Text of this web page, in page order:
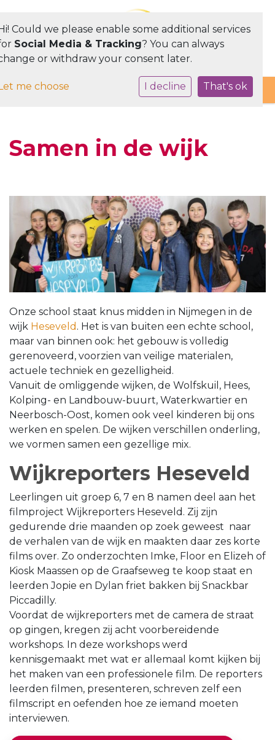
Toggle navigation
Samen in de wijk
Onze school staat knus midden in Nijmegen in de
wijk Heseveld . Het is van buiten een echte school,
maar van binnen ook: het gebouw is volledig
gerenoveerd, voorzien van veilige materialen,
actuele techniek en gezelligheid.
Vanuit de omliggende wijken, de Wolfskuil, Hees,
Kolping- en Landbouw-buurt, Waterkwartier en
Neerbosch-Oost, komen ook veel kinderen bij ons
werken en spelen. De wijken verschillen onderling,
we vormen samen een gezellige mix.
Wijkreporters Heseveld
Leerlingen uit groep 6, 7 en 8 namen deel aan het
filmproject Wijkreporters Heseveld. Zij zijn
gedurende drie maanden op zoek geweest naar
de verhalen van de wijk en maakten daar zes korte
films over. Zo onderzochten Imke, Floor en Elizeh of
Kiosk Maassen op de Graafseweg te koop staat en
leerden Jopie en Dylan friet bakken bij Snackbar
Piccadilly.
Voordat de wijkreporters met de camera de straat
op gingen, kregen zij acht voorbereidende
workshops. In deze workshops werd
kennisgemaakt met wat er allemaal komt kijken bij
het maken van een professionele film. De reporters
leerden filmen, presenteren, schreven zelf een
filmscript en oefenden hoe ze iemand moeten
interviewen.
Could we please enable some additional services
Social Media & Tracking? You can always
or withdraw your consent later.
me choose I decline That's ok